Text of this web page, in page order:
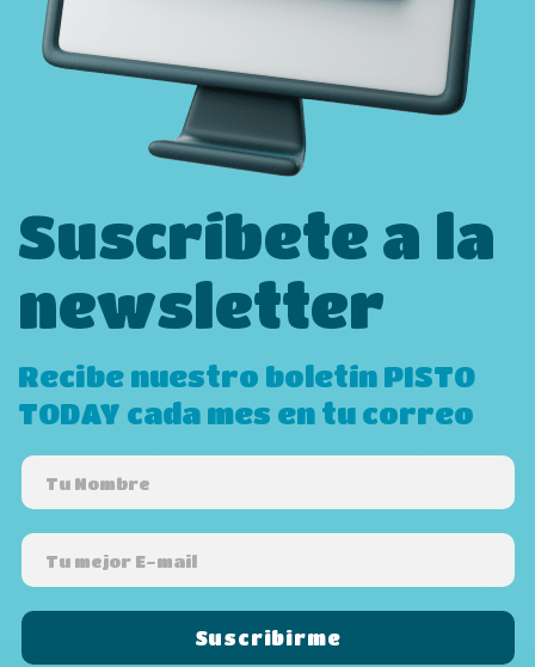
Suscríbete a la
newsletter
Recibe nuestro boletín PISTO
TODAY cada mes en tu correo